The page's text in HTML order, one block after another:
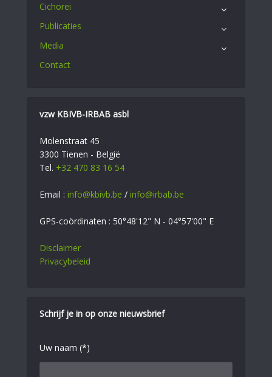
Cichorei
Publicaties
Media
Contact
vzw KBIVB-IRBAB asbl
Molenstraat 45
3300 Tienen - België
Tel. +32 470 83 16 54
Email : info@kbivb.be / info@irbab.be
GPS-coördinaten : 50°48'12" N - 04°57'00" E
Disclaimer
Privacybeleid
Schrijf je in op onze nieuwsbrief
Uw naam (*)